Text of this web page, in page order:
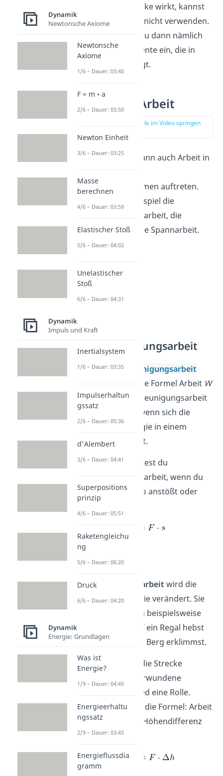
entlang der Strecke wirkt, kannst
du die Formel so nicht verwenden.
setzt du dann nämlich
nur die Komponente ein, die in
Wegrichtung zeigt.
Arten von Arbeit
zur Stelle im Video springen
So wie Energie kann auch Arbeit in
Erscheinungsformen auftreten.
Das sind zum Beispiel die
Beschleunigungsarbeit, die
Hubarbeitund die Spannarbeit.
Beschleunigungsarbeit
Für dieBeschleunigungsarbeit
verwendest du die Formel Arbeit W
istFmals. Beschleunigungsarbeit
wird verrichtet, wenn sich die
Bewegungsenergie in einem
System verändert.
Zum Beispiel leistest du
Beschleunigungsarbeit, wenn du
ein Spielzeugauto anstößt oder
Hubarbeit
Mithilfe der Hubarbeit wird die
potentielle Energie verändert. Sie
tritt auf, wenn du beispielsweise
Gegenstände auf ein Regal hebst
oder selbst einen Berg erklimmst.
Hier spielt nicht die Strecke
sondern der überwundene
Höhenunterschied eine Rolle.
Deswegen lautet die Formel: Arbeit
Wist Kraft mal Höhendifferenz
.
Dynamik
Newtonsche Axiome
Newtonsche
Axiome
1/6 – Dauer: 03:40
F = m • a
2/6 – Dauer: 03:50
Newton Einheit
3/6 – Dauer: 03:25
Masse
berechnen
4/6 – Dauer: 03:59
Elastischer Stoß
5/6 – Dauer: 04:02
Unelastischer
Stoß
6/6 – Dauer: 04:31
Dynamik
Impuls und Kraft
Inertialsystem
1/6 – Dauer: 03:35
Impulserhaltun
gssatz
2/6 – Dauer: 05:36
d'Alembert
3/6 – Dauer: 04:41
Superpositions
prinzip
4/6 – Dauer: 05:51
Raketengleichu
ng
5/6 – Dauer: 06:20
Druck
6/6 – Dauer: 04:20
Dynamik
Energie: Grundlagen
Was ist
Energie?
1/9 – Dauer: 04:45
Energieerhaltu
ngssatz
2/9 – Dauer: 03:45
Energieflussdia
gramm